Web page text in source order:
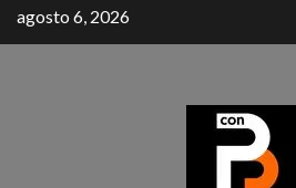
agosto 6, 2026